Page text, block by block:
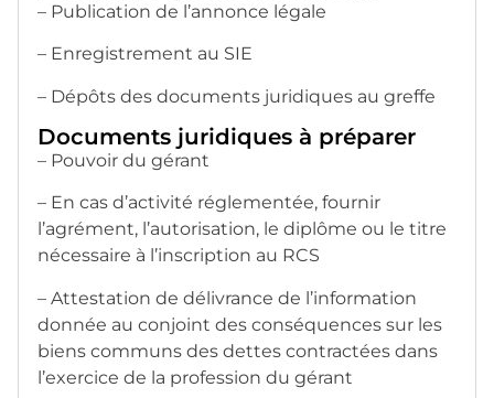
– Publication de l’annonce légale
– Enregistrement au SIE
– Dépôts des documents juridiques au greffe
Documents juridiques à préparer
– Pouvoir du gérant
– En cas d’activité réglementée, fournir
l’agrément, l’autorisation, le diplôme ou le titre
nécessaire à l’inscription au RCS
– Attestation de délivrance de l’information
donnée au conjoint des conséquences sur les
biens communs des dettes contractées dans
l’exercice de la profession du gérant